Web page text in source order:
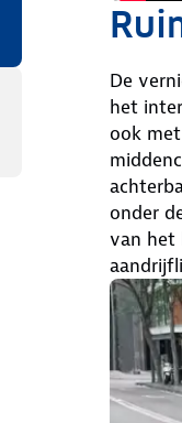
De
het
ook
onder
van het